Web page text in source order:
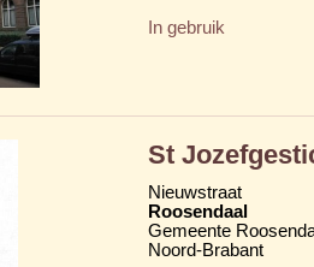
In gebruik
St
Nieuwstraat
Roosendaal
Gemeente
Noord-Brabant